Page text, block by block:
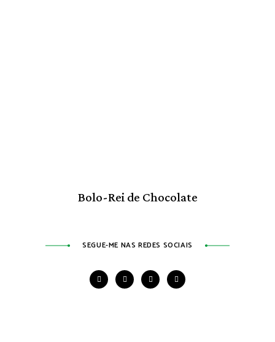
Bolo-Rei de Chocolate
SEGUE-ME NAS REDES SOCIAIS